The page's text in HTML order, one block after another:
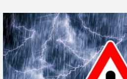
Y
MODELOS
FALLIDOS”